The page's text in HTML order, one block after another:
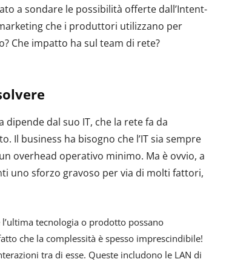
a sondare le possibilità offerte dall’Intent-
che i produttori utilizzano per
Che impatto ha sul team di rete?
dal suo IT, che la rete fa da
Il business ha bisogno che l’IT sia sempre
overhead operativo minimo. Ma è ovvio, a
uno sforzo gravoso per via di molti fattori,
tecnologia o prodotto possano
che la complessità è spesso imprescindibile!
tra di esse. Queste includono le LAN di